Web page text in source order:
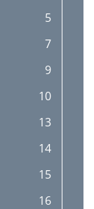
5
7
9
10
13
14
15
16